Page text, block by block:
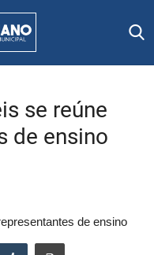
se reúne
de ensino
de ensino